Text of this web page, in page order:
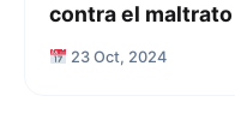
contra el maltrato
23 Oct, 2024